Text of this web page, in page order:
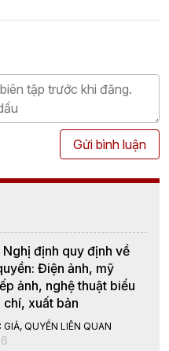
Gửi bình luận
Nghị định quy định về
Điện ảnh, mỹ
ảnh, nghệ thuật biểu
chí, xuất bản
GIẢ, QUYỀN LIÊN QUAN